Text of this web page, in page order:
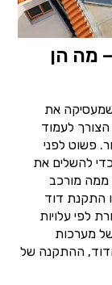
מה הן
את
לעמוד
פשוט לפני
להשלים את
ממה מורכב
התקנת דוד
לפי עלויות
של מערכות
ההתקנה של